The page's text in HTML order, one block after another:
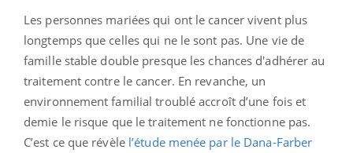
Les personnes mariées qui ont le cancer vivent plus
longtemps que celles qui ne le sont pas. Une vie de
famille stable double presque les chances d'adhérer au
traitement contre le cancer. En revanche, un
environnement familial troublé accroît d’une fois et
demie le risque que le traitement ne fonctionne pas.
C’est ce que révèle l’étude menée par le Dana-Farber